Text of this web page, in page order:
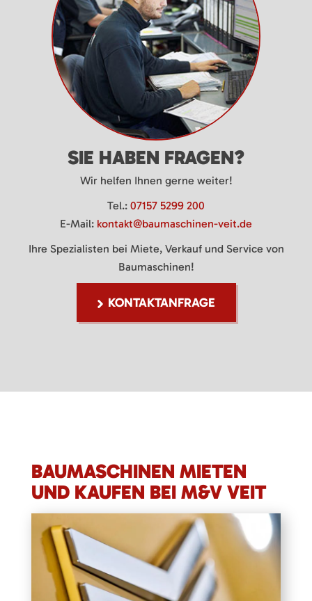
SIE HABEN FRAGEN?
Wir helfen Ihnen gerne weiter!
Tel.: 07157 5299 200
E-Mail: kontakt@baumaschinen-veit.de
Ihre Spezialisten bei Miete, Verkauf und Service von
Baumaschinen!
KONTAKTANFRAGE
BAUMASCHINEN MIETEN
UND KAUFEN BEI M&V VEIT